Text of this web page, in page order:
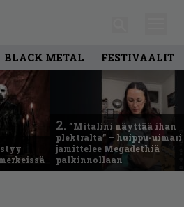
BLACK METAL FESTIVAALIT
2. ”Mitalini näyttää ihan
plektralta” – huippu-uimari
jamittelee Megadethiä
palkinnollaan